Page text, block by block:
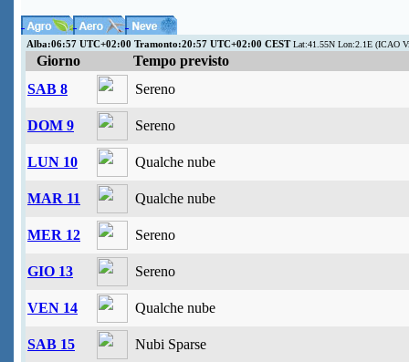
Alba:06:57 UTC+02:00 Tramonto:20:57 UTC+02:00 CESTLat:41.55N Lon:2.1E (ICAO
Giorno
Tempo previsto
SAB 8
Sereno
DOM 9 Sereno
LUN 10 Qualche nube
MAR 11 Qualche nube
MER 12 Sereno
GIO 13 Sereno
VEN 14 Qualche nube
SAB 15 Nubi Sparse